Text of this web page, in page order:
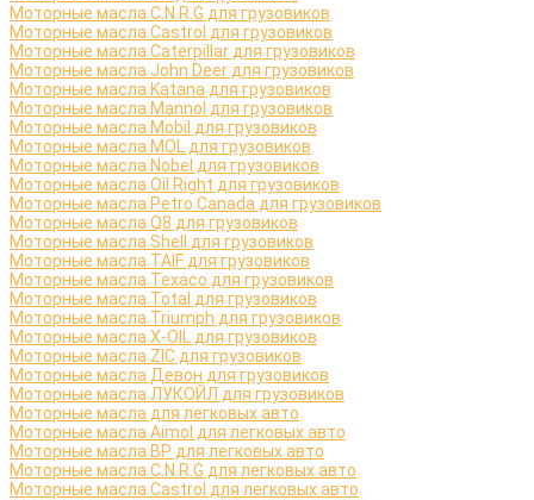
Моторные масла C.N.R.G для грузовиков
Моторные масла Castrol для грузовиков
Моторные масла Caterpillar для грузовиков
Моторные масла John Deer для грузовиков
Моторные масла Katana для грузовиков
Моторные масла Mannol для грузовиков
Моторные масла Mobil для грузовиков
Моторные масла MOL для грузовиков
Моторные масла Nobel для грузовиков
Моторные масла Oil Right для грузовиков
Моторные масла Petro Canada для грузовиков
Моторные масла Q8 для грузовиков
Моторные масла Shell для грузовиков
Моторные масла TAIF для грузовиков
Моторные масла Texaco для грузовиков
Моторные масла Total для грузовиков
Моторные масла Triumph для грузовиков
Моторные масла X-OIL для грузовиков
Моторные масла ZIC для грузовиков
Моторные масла Девон для грузовиков
Моторные масла ЛУКОЙЛ для грузовиков
Моторные масла для легковых авто
Моторные масла Aimol для легковых авто
Моторные масла BP для легковых авто
Моторные масла C.N.R.G для легковых авто
Моторные масла Castrol для легковых авто